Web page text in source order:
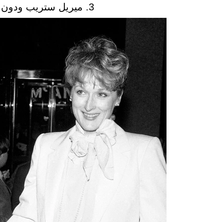
3. ميريل ستريب ودون جومر متزوجان منذ عام